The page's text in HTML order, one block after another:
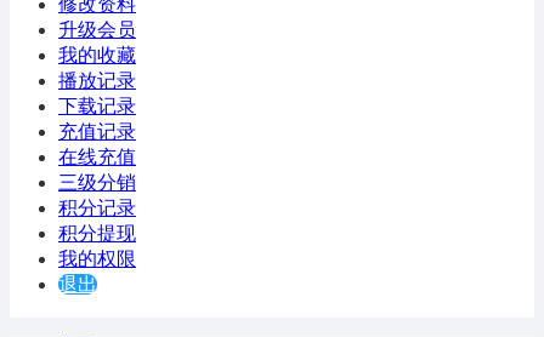
修改资料
升级会员
我的收藏
播放记录
下载记录
充值记录
在线充值
三级分销
积分记录
积分提现
我的权限
退出